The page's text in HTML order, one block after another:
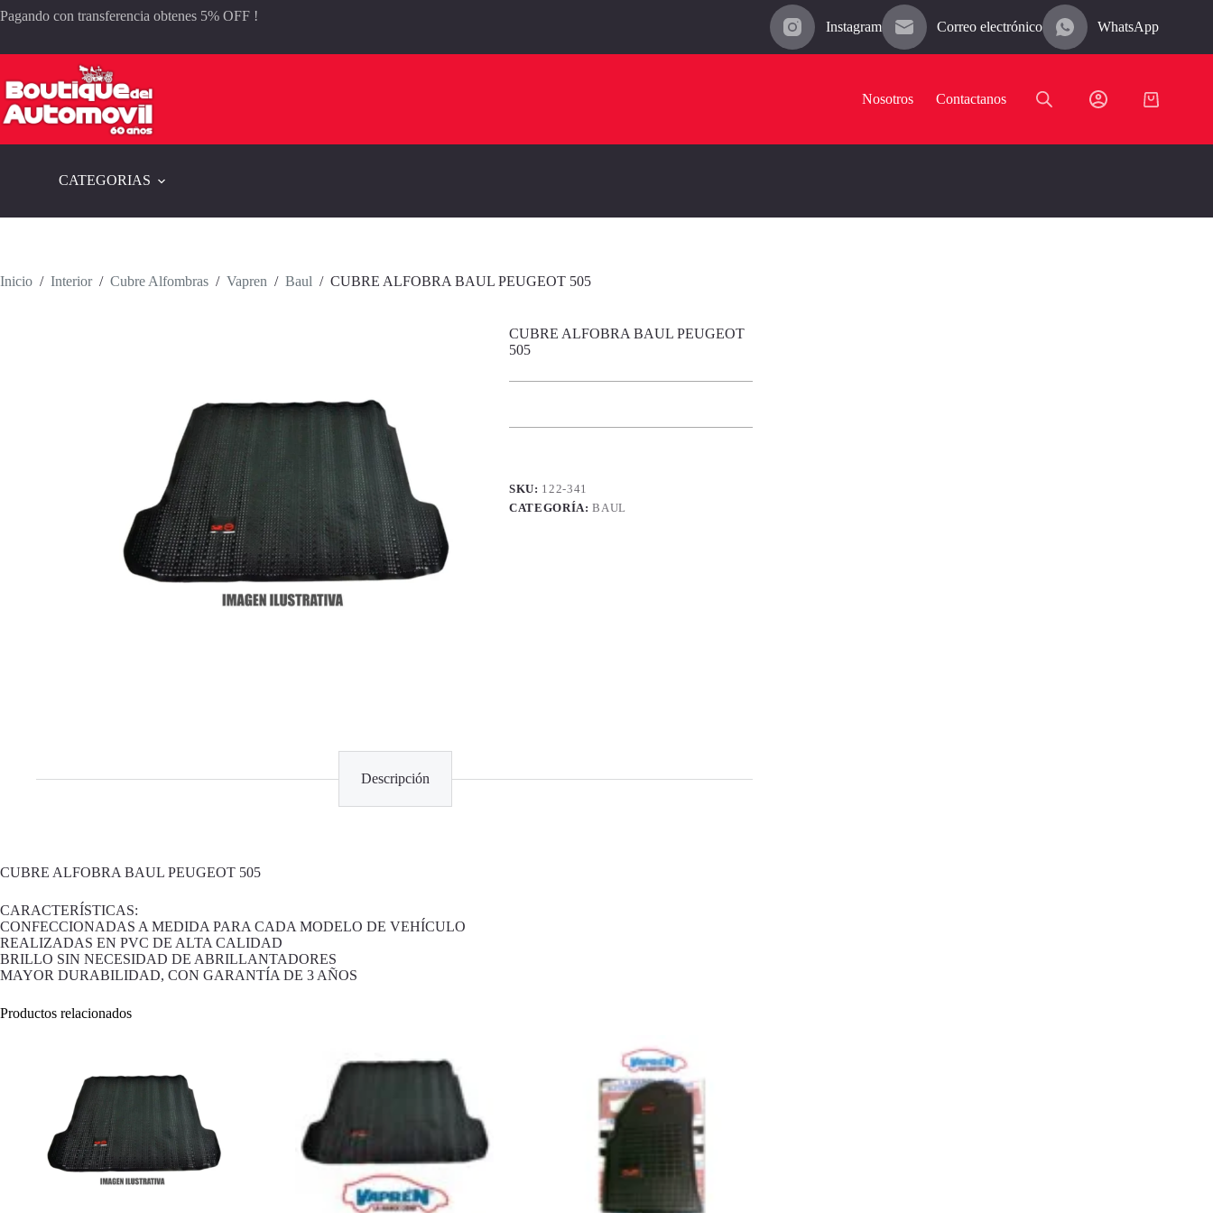
al
Pagando con transferencia obtenes 5% OFF !
Instagram Correo electrónico WhatsApp
Nosotros Contactanos
Carro
CATEGORIAS
Inicio / Interior / Cubre Alfombras / Vapren / Baul / CUBRE ALFOBRA BAUL PEUGEOT 505
CUBRE ALFOBRA BAUL PEUGEOT
505
SKU: 122-341
CATEGORÍA:BAUL
Descripción
CUBRE ALFOBRA BAUL PEUGEOT 505
CARACTERÍSTICAS:
CONFECCIONADAS A MEDIDA PARA CADA MODELO DE VEHÍCULO
REALIZADAS EN PVC DE ALTA CALIDAD
BRILLO SIN NECESIDAD DE ABRILLANTADORES
MAYOR DURABILIDAD, CON GARANTÍA DE 3 AÑOS
Productos relacionados